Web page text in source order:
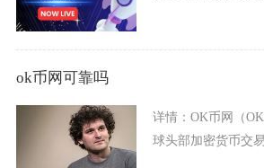
ok币网可靠吗
详情： OK币网（
球头部加密货币交